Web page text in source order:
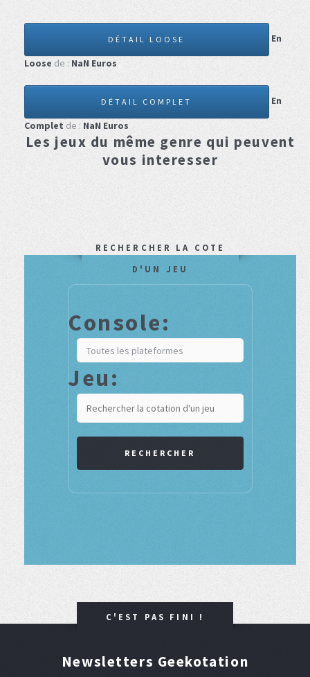
DÉTAIL LOOSE
En
Loose de : NaN Euros
DÉTAIL COMPLET
En
Complet de : NaN Euros
Les jeux du même genre qui peuvent
vous interesser
RECHERCHER LA COTE
D'UN JEU
Console:
Jeu:
RECHERCHER
C'EST PAS FINI !
Newsletters Geekotation